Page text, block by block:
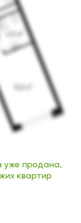
уже продана,
квартир